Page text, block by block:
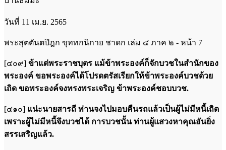
วันที่ 11 เม.ย. 2565
พระสุตตันตปิฎก ขุททกนิกาย ชาดก เล่ม ๔ ภาค ๒ - หน้า 7
[๔๐๙] ข้าแต่พระราชบุตร แม้ข้าพระองค์ก็จักบวชในสำนักของ
พระองค์ ขอพระองค์ได้โปรดตรัสเรียกให้ข้าพระองค์บวชด้วย
เถิด ขอพระองค์จงทรงพระเจริญ ข้าพระองค์ชอบบวช.
[๔๑๐] แน่ะนายสารถี ท่านจงไปมอบคืนรถแล้วเป็นผู้ไม่มีหนี้เถิด
เพราะผู้ไม่มีหนี้จึงบวชได้ การบวชนั้น ท่านผู้แสวงหาคุณอันยิ่ง
สรรเสริญแล้ว.